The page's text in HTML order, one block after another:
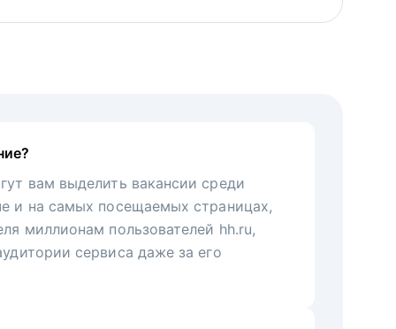
вам выделить вакансии среди
и на самых посещаемых страницах,
миллионам пользователей hh.ru,
сервиса даже за его